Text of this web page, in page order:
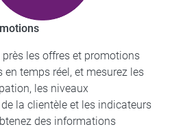
les offres et promotions
en temps réel, et mesurez les
les niveaux
de la clientèle et les indicateurs
des informations